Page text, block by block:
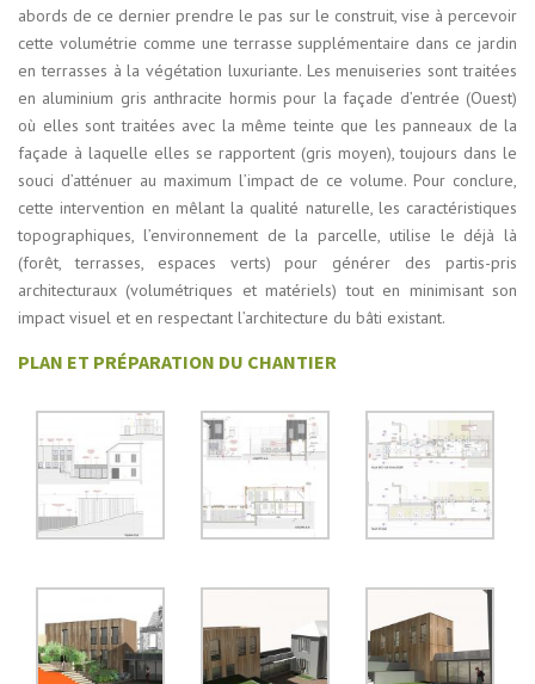
abords de ce dernier prendre le pas sur le construit, vise à percevoir
cette volumétrie comme une terrasse supplémentaire dans ce jardin
en terrasses à la végétation luxuriante. Les menuiseries sont traitées
en aluminium gris anthracite hormis pour la façade d’entrée (Ouest)
où elles sont traitées avec la même teinte que les panneaux de la
façade à laquelle elles se rapportent (gris moyen), toujours dans le
souci d’atténuer au maximum l’impact de ce volume. Pour conclure,
cette intervention en mêlant la qualité naturelle, les caractéristiques
topographiques, l’environnement de la parcelle, utilise le déjà là
(forêt, terrasses, espaces verts) pour générer des partis-pris
architecturaux (volumétriques et matériels) tout en minimisant son
impact visuel et en respectant l’architecture du bâti existant.
PLAN ET PRÉPARATION DU CHANTIER